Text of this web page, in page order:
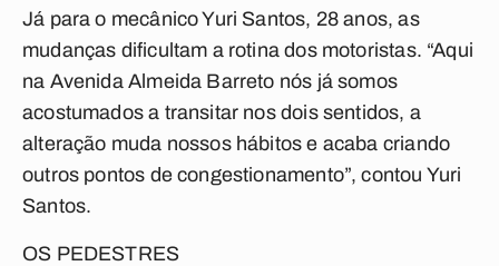
Já para o mecânico Yuri Santos, 28 anos, as
mudanças dificultam a rotina dos motoristas. “Aqui
na Avenida Almeida Barreto nós já somos
acostumados a transitar nos dois sentidos, a
alteração muda nossos hábitos e acaba criando
outros pontos de congestionamento”, contou Yuri
Santos.
OS PEDESTRES